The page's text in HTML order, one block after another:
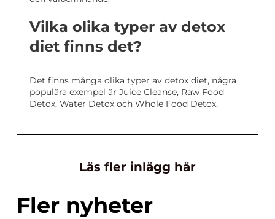
Vilka olika typer av detox
diet finns det?
Det finns många olika typer av detox diet, några
populära exempel är Juice Cleanse, Raw Food
Detox, Water Detox och Whole Food Detox.
Läs fler inlägg här
Fler nyheter